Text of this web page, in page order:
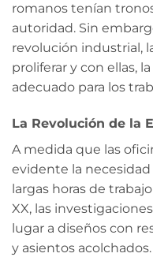
romanos tenían
autoridad. Sin
revolución industrial,
proliferar y con ellas,
adecuado para los
La Revolución de la
A medida que las
evidente la
largas horas de
XX, las
lugar a diseños con
y asientos